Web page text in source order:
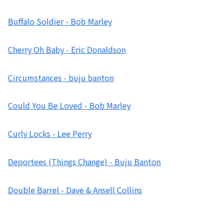
Buffalo Soldier - Bob Marley
Cherry Oh Baby - Eric Donaldson
Circumstances - buju banton
Could You Be Loved - Bob Marley
Curly Locks - Lee Perry
Deportees (Things Change) - Buju Banton
Double Barrel - Dave & Ansell Collins